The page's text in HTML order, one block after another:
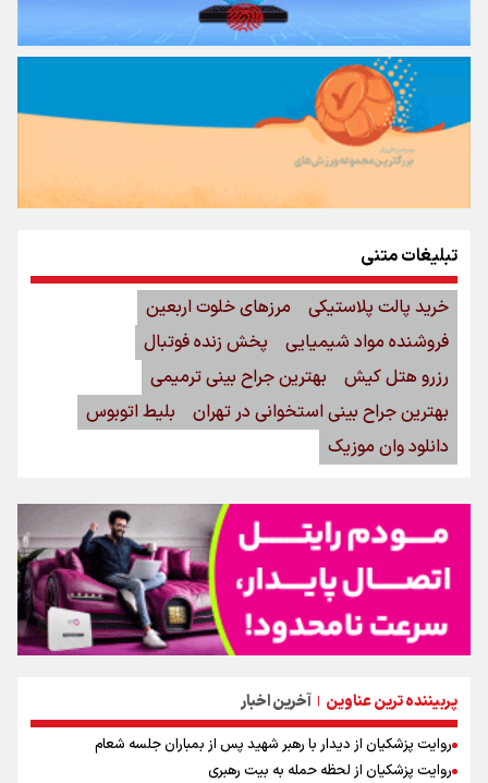
پربیننده ترین عناوین | آخرین اخبار
روایت پزشکیان از دیدار با رهبر شهید پس از بمباران جلسه شعام
روایت پزشکیان از لحظه حمله به بیت رهبری
تبلیغات متنی
خرید پالت پلاستیکی
مرزهای خلوت اربعین
فروشنده مواد شیمیایی
پخش زنده فوتبال
رزرو هتل کیش
بهترین جراح بینی ترمیمی
بهترین جراح بینی استخوانی در تهران
بلیط اتوبوس
دانلود وان موزیک